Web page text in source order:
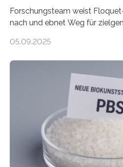
Forschungsteam weist
nach und ebnet Weg für
– nur eine Atomlage dick, aber
Sensoren, leistungsstarken
Solarzellen. Eine neue Studie
noch auf ein neues Level: Zum
Forschende an der Universität
mit Kollegen aus
Schweiz direkt beobachtet, wie
05.09.2025